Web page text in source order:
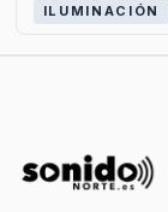
ILUMINACIÓN